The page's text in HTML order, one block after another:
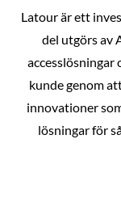
Latour är ett
del utgörs av
accesslösningar
kunde genom
innovationer
lösningar för